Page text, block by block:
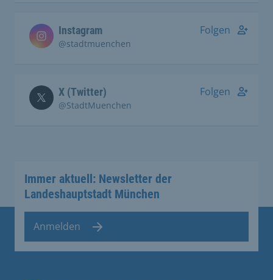
Instagram
@stadtmuenchen
Folgen
X (Twitter)
@StadtMuenchen
Folgen
Immer aktuell: Newsletter der
Landeshauptstadt München
Anmelden